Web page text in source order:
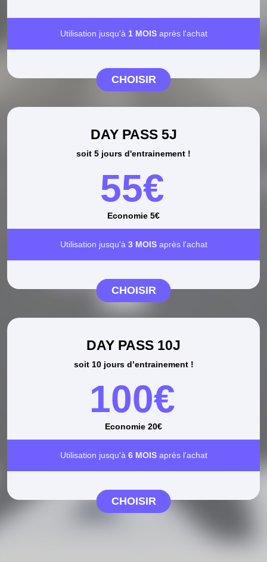
Utilisation jusqu'à 1 MOISaprès l'achat
CHOISIR
DAY PASS 5J
soit 5 jours d'entrainement !
55€
Economie 5€
Utilisation jusqu'à 3 MOISaprès l'achat
CHOISIR
DAY PASS 10J
soit 10 jours d’entrainement !
100€
Economie 20€
Utilisation jusqu'à 6 MOISaprès l'achat
CHOISIR